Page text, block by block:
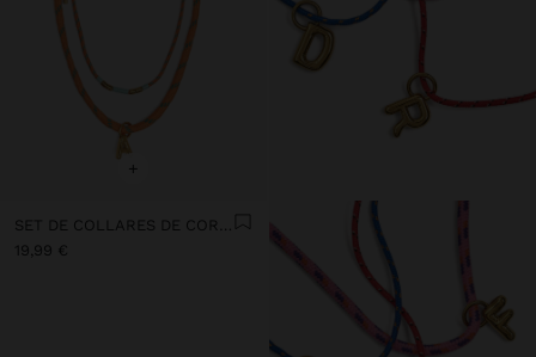
+
SET DE COLLARES DE CORDÓN AJUSTABLE CON LETRA A - ACERO INOXIDABLE
19,99 €